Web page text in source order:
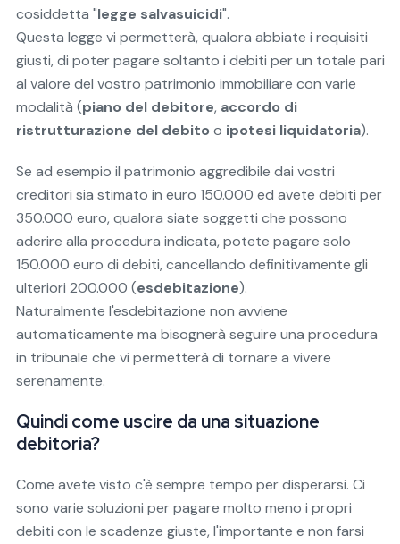
cosiddetta "legge salvasuicidi".
Questa legge vi permetterà, qualora abbiate i requisiti
giusti, di poter pagare soltanto i debiti per un totale pari
al valore del vostro patrimonio immobiliare con varie
modalità (piano del debitore, accordo di
ristrutturazione del debito o ipotesi liquidatoria).
Se ad esempio il patrimonio aggredibile dai vostri
creditori sia stimato in euro 150.000 ed avete debiti per
350.000 euro, qualora siate soggetti che possono
aderire alla procedura indicata, potete pagare solo
150.000 euro di debiti, cancellando definitivamente gli
ulteriori 200.000 (esdebitazione).
Naturalmente l'esdebitazione non avviene
automaticamente ma bisognerà seguire una procedura
in tribunale che vi permetterà di tornare a vivere
serenamente.
Quindi come uscire da una situazione
debitoria?
Come avete visto c'è sempre tempo per disperarsi. Ci
sono varie soluzioni per pagare molto meno i propri
debiti con le scadenze giuste, l'importante e non farsi